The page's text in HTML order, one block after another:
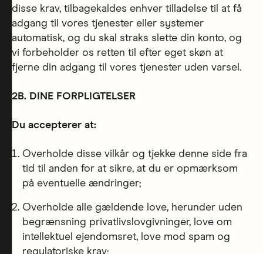
disse krav, tilbagekaldes enhver tilladelse til at få
adgang til vores tjenester eller systemer
automatisk, og du skal straks slette din konto, og
vi forbeholder os retten til efter eget skøn at
fjerne din adgang til vores tjenester uden varsel.
2B. DINE FORPLIGTELSER
Du accepterer at:
Overholde disse vilkår og tjekke denne side fra
tid til anden for at sikre, at du er opmærksom
på eventuelle ændringer;
Overholde alle gældende love, herunder uden
begrænsning privatlivslovgivninger, love om
intellektuel ejendomsret, love mod spam og
regulatoriske krav;